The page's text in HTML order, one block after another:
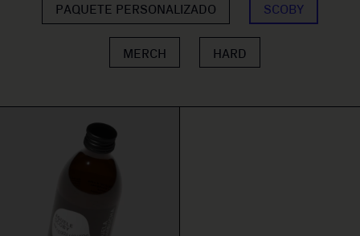
PAQUETE PERSONALIZADO SCOBY
MERCH HARD